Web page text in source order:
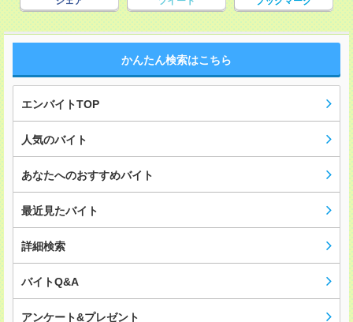
かんたん検索はこちら
エンバイトTOP
人気のバイト
あなたへのおすすめバイト
最近見たバイト
詳細検索
バイトQ&A
アンケート&プレゼント